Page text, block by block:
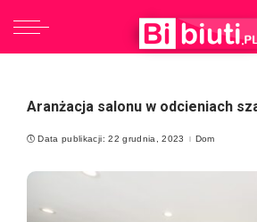
Aranżacja salonu w odcieniach
Data publikacji: 22 grudnia, 2023 Dom